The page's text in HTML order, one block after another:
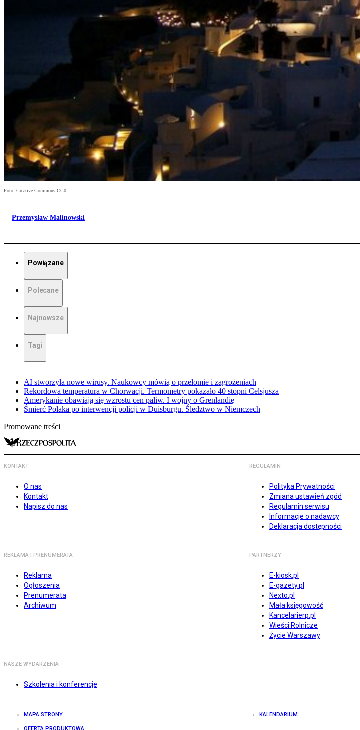
Foto: Creative Commons CC0
Przemysław Malinowski
Powiązane
Polecane
Najnowsze
Tagi
AI stworzyła nowe wirusy. Naukowcy mówią o przełomie i zagrożeniach
Rekordowa temperatura w Chorwacji. Termometry pokazało 40 stopni Celsjusza
Amerykanie obawiają się wzrostu cen paliw. I wojny o Grenlandię
Śmierć Polaka po interwencji policji w Duisburgu. Śledztwo w Niemczech
Promowane treści
KONTAKT
O nas
Kontakt
Napisz do nas
REGULAMIN
Polityka Prywatności
Zmiana ustawień zgód
Regulamin serwisu
Informacje o nadawcy
Deklaracja dostępności
REKLAMA I PRENUMERATA
Reklama
Ogłoszenia
Prenumerata
Archiwum
PARTNERZY
E-kiosk.pl
E-gazety.pl
Nexto.pl
Mała księgowość
Kancelarierp.pl
Wieści Rolnicze
Życie Warszawy
NASZE WYDARZENIA
Szkolenia i konferencje
MAPA STRONY KALENDARIUM